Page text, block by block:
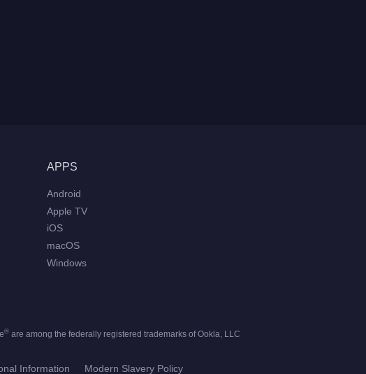
APPS
Android
Apple TV
iOS
macOS
Windows
®are among the federally registered trademarks of Ookla, LLC
Information Modern Slavery Policy